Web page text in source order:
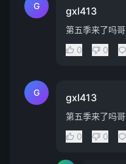
G gxl413
第五季来了吗哥
0
0
G gxl413
第五季来了吗哥
0
0